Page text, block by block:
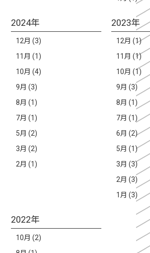
2024年
12月 (3)
11月 (1)
10月 (4)
9月 (3)
8月 (1)
7月 (1)
5月 (2)
3月 (2)
2月 (1)
2023年
12月 (1)
11月 (1)
10月 (1)
9月 (3)
8月 (1)
7月 (1)
6月 (2)
5月 (1)
3月 (3)
2月 (3)
1月 (3)
2022年
10月 (2)